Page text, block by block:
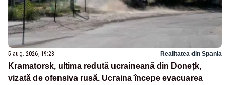
5 aug. 2026, 19:28 Realitatea din Spania
Kramatorsk, ultima redută ucraineană din Donețk,
vizată de ofensiva rusă. Ucraina începe evacuarea